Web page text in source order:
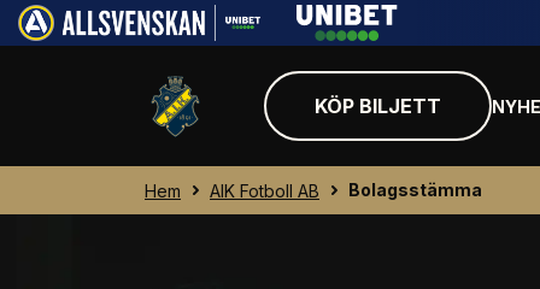
KÖP BILJETT
Hem AIK Fotboll AB Bolagsstämma